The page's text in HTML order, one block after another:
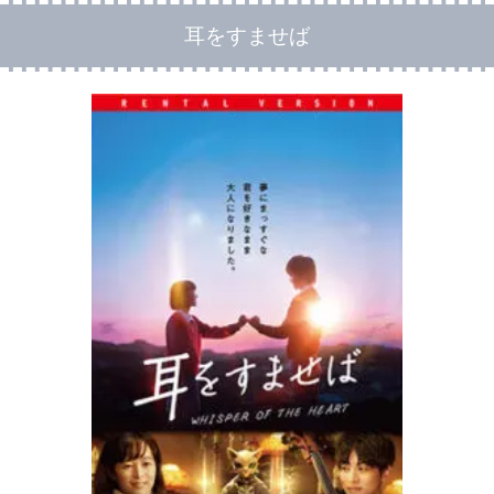
耳をすませば